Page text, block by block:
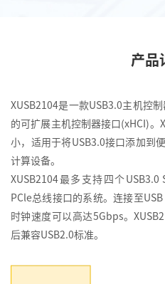
产品
XUSB2104是一款USB3.0主机控
的可扩展主机控制器接口(xHCI)。
小，适用于将USB3.0接口添加到
计算设备。
XUSB2104最多支持四个
PCle总线接口的系统。连接至
时钟速度可以高达5Gbps。
后兼容USB2.0标准。